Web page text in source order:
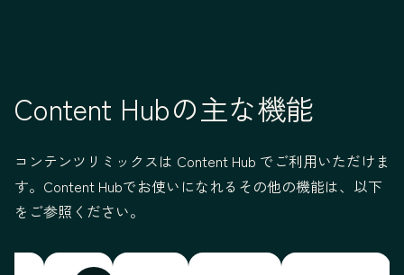
Content Hubの主な機能
コンテンツリミックスは Content Hub でご利用いただけま
す。Content Hubでお使いになれるその他の機能は、以下
をご参照ください。